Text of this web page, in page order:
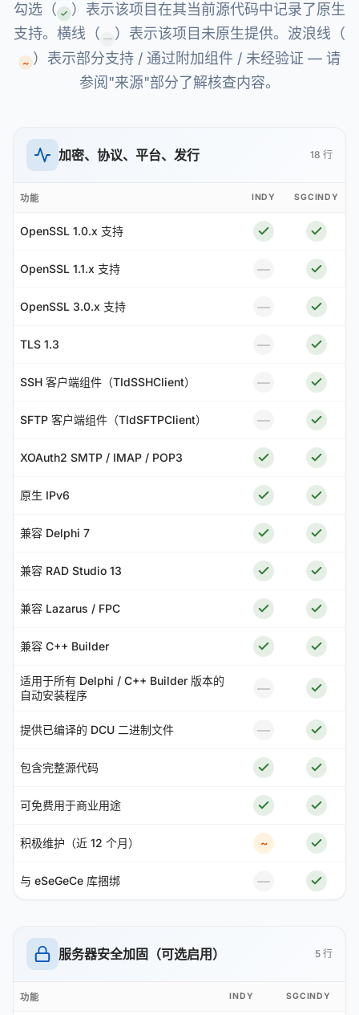
勾选（
）表示该项目在其当前源代码中记录了原生
支持。横线（ — ）表示该项目未原生提供。波浪线（
~ ）表示部分支持 / 通过附加组件 / 未经验证 — 请
参阅"来源"部分了解核查内容。
加密、协议、平台、发行 18 行
功能 INDY SGCINDY
OpenSSL 1.0.x 支持
OpenSSL 1.1.x 支持 —
OpenSSL 3.0.x 支持 —
TLS 1.3 —
SSH 客户端组件（TIdSSHClient） —
SFTP 客户端组件（TIdSFTPClient） —
XOAuth2 SMTP / IMAP / POP3
原生 IPv6
兼容 Delphi 7
兼容 RAD Studio 13
兼容 Lazarus / FPC
兼容 C++ Builder
适用于所有 Delphi / C++ Builder 版本的
自动安装程序
—
提供已编译的 DCU 二进制文件 —
包含完整源代码
可免费用于商业用途
积极维护（近 12 个月） ~
与 eSeGeCe 库捆绑 —
服务器安全加固（可选启用） 5 行
功能 INDY SGCINDY